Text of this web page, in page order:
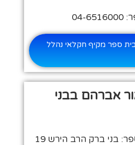
ספר מקיף חקלאי נהלל
אברהם בבני
בני ברק הרב הירש 19